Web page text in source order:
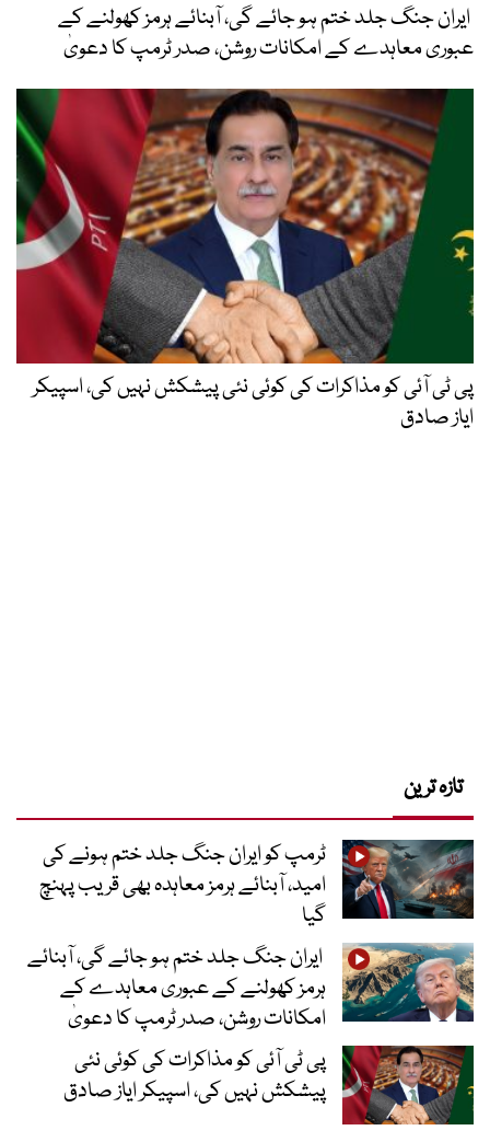
ایران جنگ جلد ختم ہو جائے گی، آبنائے ہرمز کھولنے کے
عبوری معاہدے کے امکانات روشن، صدر ٹرمپ کا دعویٰ
پی ٹی آئی کو مذاکرات کی کوئی نئی پیشکش نہیں کی، اسپیکر
ایاز صادق
تازہ ترین
ٹرمپ کو ایران جنگ جلد ختم ہونے کی
امید، آبنائے ہرمز معاہدہ بھی قریب پہنچ
گیا
ایران جنگ جلد ختم ہو جائے گی، آبنائے
ہرمز کھولنے کے عبوری معاہدے کے
امکانات روشن، صدر ٹرمپ کا دعویٰ
پی ٹی آئی کو مذاکرات کی کوئی نئی
پیشکش نہیں کی، اسپیکر ایاز صادق